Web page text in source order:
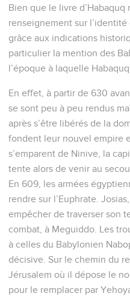
Bien que le livre d’Habaquq
renseignement sur
grâce aux indications
particulier la mention des
l’époque à laquelle
En effet, à partir de 630
se sont peu à peu rendus
après s’être libérés de la
fondent leur nouvel empire
s’emparent de Ninive, la
tente alors de venir au
En 609, les armées
rendre sur l’Euphrate.
empêcher de traverser son
combat, à Meguiddo. Les
à celles du Babylonien
décisive. Sur le chemin du
Jérusalem où il dépose le
pour le remplacer par